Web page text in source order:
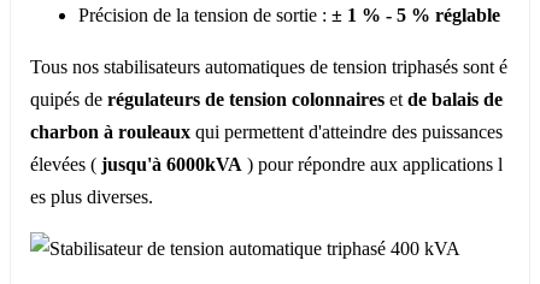
Précision de la tension de sortie : ± 1 % - 5 % réglable
Tous nos stabilisateurs automatiques de tension triphasés sont é
quipés de régulateurs de tension colonnaires et de balais de
charbon à rouleaux qui permettent d'atteindre des puissances
élevées ( jusqu'à 6000kVA ) pour répondre aux applications l
es plus diverses.